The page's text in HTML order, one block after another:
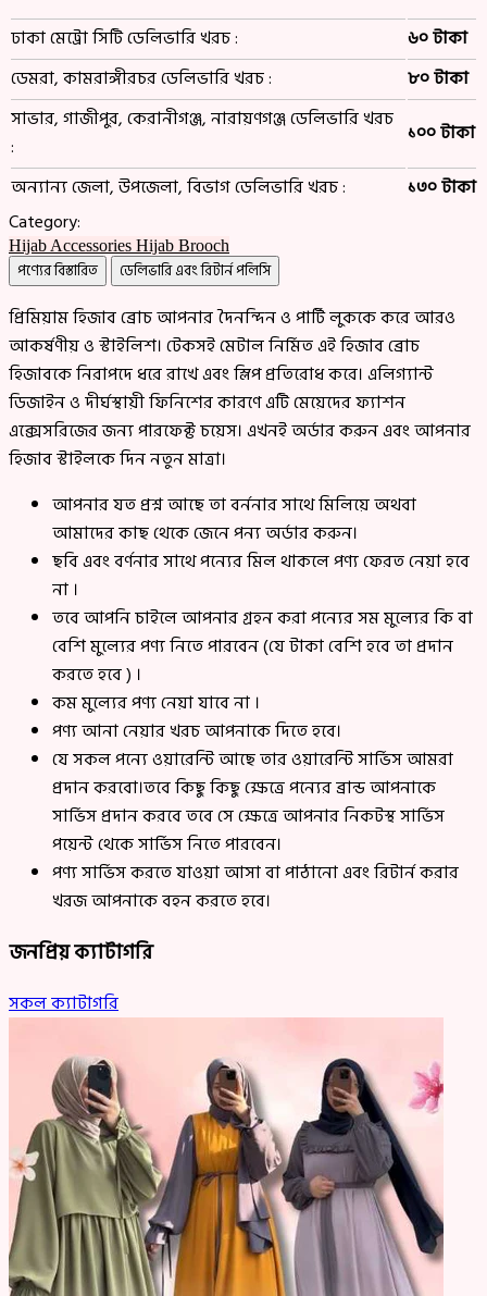
ঢাকা মেট্রো সিটি ডেলিভারি খরচ :
৬০ টাকা
ডেমরা, কামরাঙ্গীরচর ডেলিভারি খরচ :
৮০ টাকা
সাভার, গাজীপুর, কেরানীগঞ্জ, নারায়ণগঞ্জ ডেলিভারি খরচ
:
১০০ টাকা
অন্যান্য জেলা, উপজেলা, বিভাগ ডেলিভারি খরচ :
১৩০ টাকা
Category:
Hijab Accessories Hijab Brooch
পণ্যের বিস্তারিত ডেলিভারি এবং রিটার্ন পলিসি
প্রিমিয়াম হিজাব ব্রোচ আপনার দৈনন্দিন ও পার্টি লুককে করে আরও
আকর্ষণীয় ও স্টাইলিশ। টেকসই মেটাল নির্মিত এই হিজাব ব্রোচ
হিজাবকে নিরাপদে ধরে রাখে এবং স্লিপ প্রতিরোধ করে। এলিগ্যান্ট
ডিজাইন ও দীর্ঘস্থায়ী ফিনিশের কারণে এটি মেয়েদের ফ্যাশন
এক্সেসরিজের জন্য পারফেক্ট চয়েস। এখনই অর্ডার করুন এবং আপনার
হিজাব স্টাইলকে দিন নতুন মাত্রা।
আপনার যত প্রশ্ন আছে তা বর্ননার সাথে মিলিয়ে অথবা
আমাদের কাছ থেকে জেনে পন্য অর্ডার করুন।
ছবি এবং বর্ণনার সাথে পন্যের মিল থাকলে পণ্য ফেরত নেয়া হবে
না ।
তবে আপনি চাইলে আপনার গ্রহন করা পন্যের সম মুল্যের কি বা
বেশি মুল্যের পণ্য নিতে পারবেন (যে টাকা বেশি হবে তা প্রদান
করতে হবে ) ।
কম মুল্যের পণ্য নেয়া যাবে না ।
পণ্য আনা নেয়ার খরচ আপনাকে দিতে হবে।
যে সকল পন্যে ওয়ারেন্টি আছে তার ওয়ারেন্টি সার্ভিস আমরা
প্রদান করবো।তবে কিছু কিছু ক্ষেত্রে পন্যের ব্রান্ড আপনাকে
সার্ভিস প্রদান করবে তবে সে ক্ষেত্রে আপনার নিকটস্থ সার্ভিস
পয়েন্ট থেকে সার্ভিস নিতে পারবেন।
পণ্য সার্ভিস করতে যাওয়া আসা বা পাঠানো এবং রিটার্ন করার
খরজ আপনাকে বহন করতে হবে।
জনপ্রিয় ক্যাটাগরি
সকল ক্যাটাগরি